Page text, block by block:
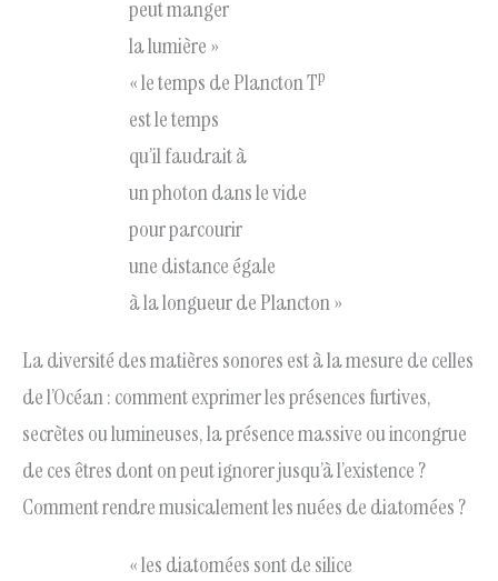
peut manger
la lumière »
« le temps de Plancton Tp
est le temps
qu’il faudrait à
un photon dans le vide
pour parcourir
une distance égale
à la longueur de Plancton »
La diversité des matières sonores est à la mesure de celles
de l’Océan : comment exprimer les présences furtives,
secrètes ou lumineuses, la présence massive ou incongrue
de ces êtres dont on peut ignorer jusqu’à l’existence ?
Comment rendre musicalement les nuées de diatomées ?
« les diatomées sont de silice